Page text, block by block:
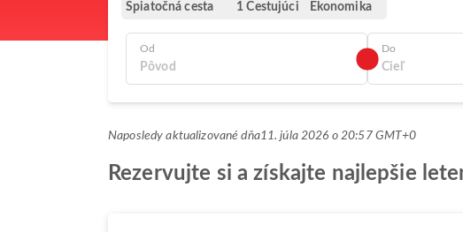
Spiatočná cesta 1 Cestujúci Ekonomika
Od Do
Naposledy aktualizované dňa11. júla 2026 o 20:57 GMT+0
Rezervujte si a získajte najlepšie